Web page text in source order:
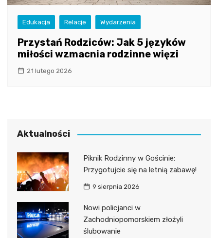
Edukacja Relacje Wydarzenia
Przystań Rodziców: Jak 5 języków
miłości wzmacnia rodzinne więzi
21 lutego 2026
Aktualności
Piknik Rodzinny w Gościnie:
Przygotujcie się na letnią zabawę!
9 sierpnia 2026
Nowi policjanci w
Zachodniopomorskiem złożyli
ślubowanie